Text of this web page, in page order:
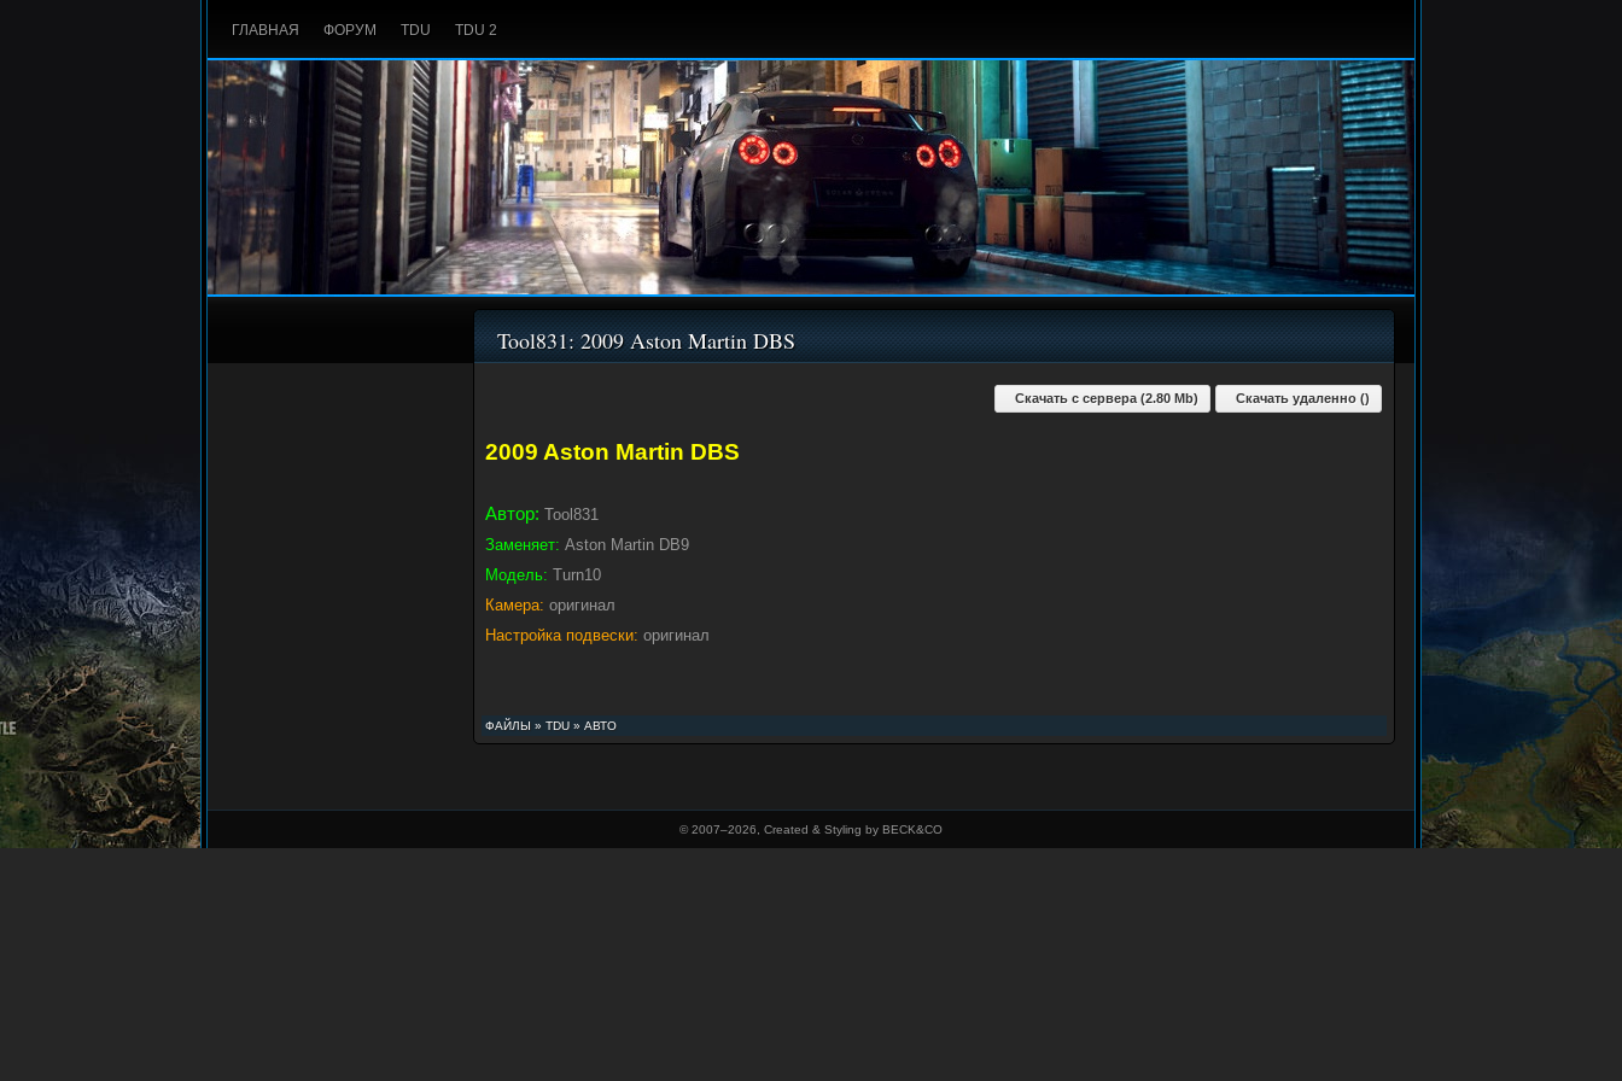
ГЛАВНАЯ ФОРУМ TDU TDU 2
Tool831: 2009 Aston Martin DBS
Скачать с сервера (2.80 Mb) Скачать удаленно ()
2009 Aston Martin DBS
Автор: Tool831
Заменяет: Aston Martin DB9
Модель: Turn10
Камера: оригинал
Настройка подвески: оригинал
ФАЙЛЫ » TDU » АВТО
© 2007–2026, Created & Styling by BECK&CO